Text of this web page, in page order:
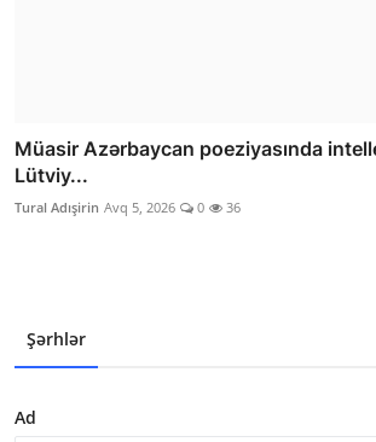
Müasir Azərbaycan poeziyasında
Lütviy...
Tural Adışirin Avq 5, 2026 0 36
Şərhlər
Ad